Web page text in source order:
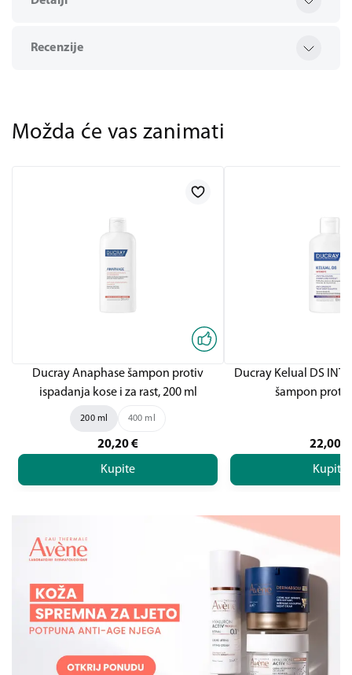
Recenzije
Možda će vas zanimati
Ducray Anaphase šampon protiv
ispadanja kose i za rast, 200 ml
200 ml 400 ml
20,20€
Kupite
Ducray Kelual DS
šampon
22,00
Kupite